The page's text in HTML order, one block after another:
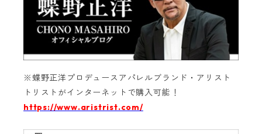
※蝶野正洋プロデュースアパレルブランド・アリスト
トリストがインターネットで購入可能！‬
https://www.aristrist.com/